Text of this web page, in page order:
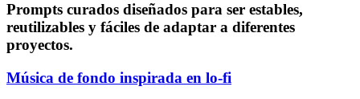
Prompts curados diseñados para ser estables,
reutilizables y fáciles de adaptar a diferentes
proyectos.
Música de fondo inspirada en lo-fi